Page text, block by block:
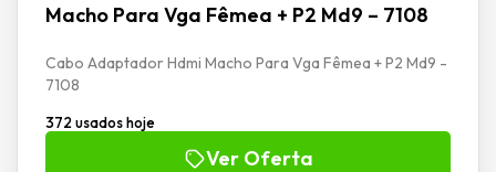
Macho Para Vga Fêmea + P2 Md9 – 7108
Cabo Adaptador Hdmi Macho Para Vga Fêmea + P2 Md9 -
7108
372 usados hoje
Ver Oferta